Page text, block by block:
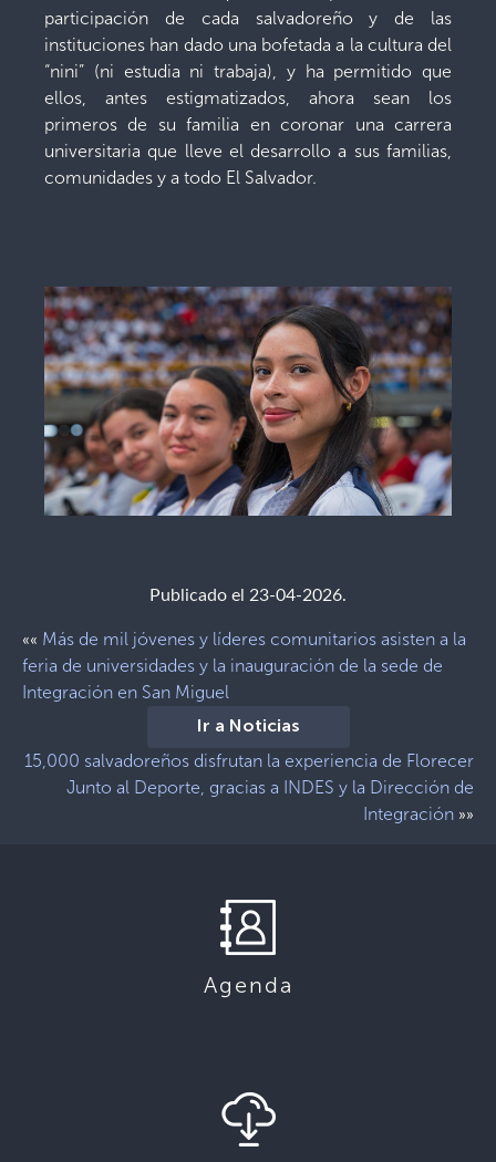
participación de cada salvadoreño y de las
instituciones han dado una bofetada a la cultura del
“nini” (ni estudia ni trabaja), y ha permitido que
ellos, antes estigmatizados, ahora sean los
primeros de su familia en coronar una carrera
universitaria que lleve el desarrollo a sus familias,
comunidades y a todo El Salvador.
Publicado el 23-04-2026.
«« Más de mil jóvenes y líderes comunitarios asisten a la
feria de universidades y la inauguración de la sede de
Integración en San Miguel
Ir a Noticias
15,000 salvadoreños disfrutan la experiencia de Florecer
Junto al Deporte, gracias a INDES y la Dirección de
Integración »»
Agenda